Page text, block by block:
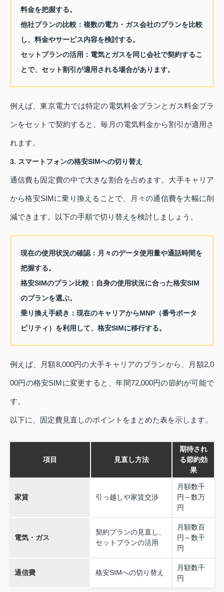
料金を把握する。
他社プランの比較： 複数の電力・ガス会社のプランを比較
し、料金やサービス内容を検討する。
セットプランの活用： 電気とガスを同じ会社で契約するこ
とで、セット割引が適用される場合があります。
例えば、東京電力では特定の電気料金プランとガス料金プラ
ンをセットで契約すると、毎月の電気料金から割引が適用さ
れます。
3. スマートフォンの格安SIMへの切り替え
通信費も固定費の中で大きな割合を占めます。大手キャリア
から格安SIMに乗り換えることで、月々の通信費を大幅に削
減できます。以下の手順で切り替えを検討しましょう。
現在の使用状況の確認： 月々のデータ使用量や通話時間を
把握する。
格安SIMのプラン比較： 自身の使用状況に合った格安SIM
のプランを選ぶ。
乗り換え手続き： 現在のキャリアからMNP（番号ポータ
ビリティ）を利用して、格安SIMに移行する。
例えば、月額8,000円の大手キャリアのプランから、月額2,0
00円の格安SIMに変更すると、年間72,000円の節約が可能で
す。
以下に、固定費見直しのポイントをまとめた表を示します。
項目 見直し方法
期待され
る節約効
果
家賃 引っ越しや家賃交渉
月額数千
円～数万
円
電気・ガス
契約プランの見直し、
セットプランの活用
月額数百
円～数千
円
通信費 格安SIMへの切り替え
月額数千
円